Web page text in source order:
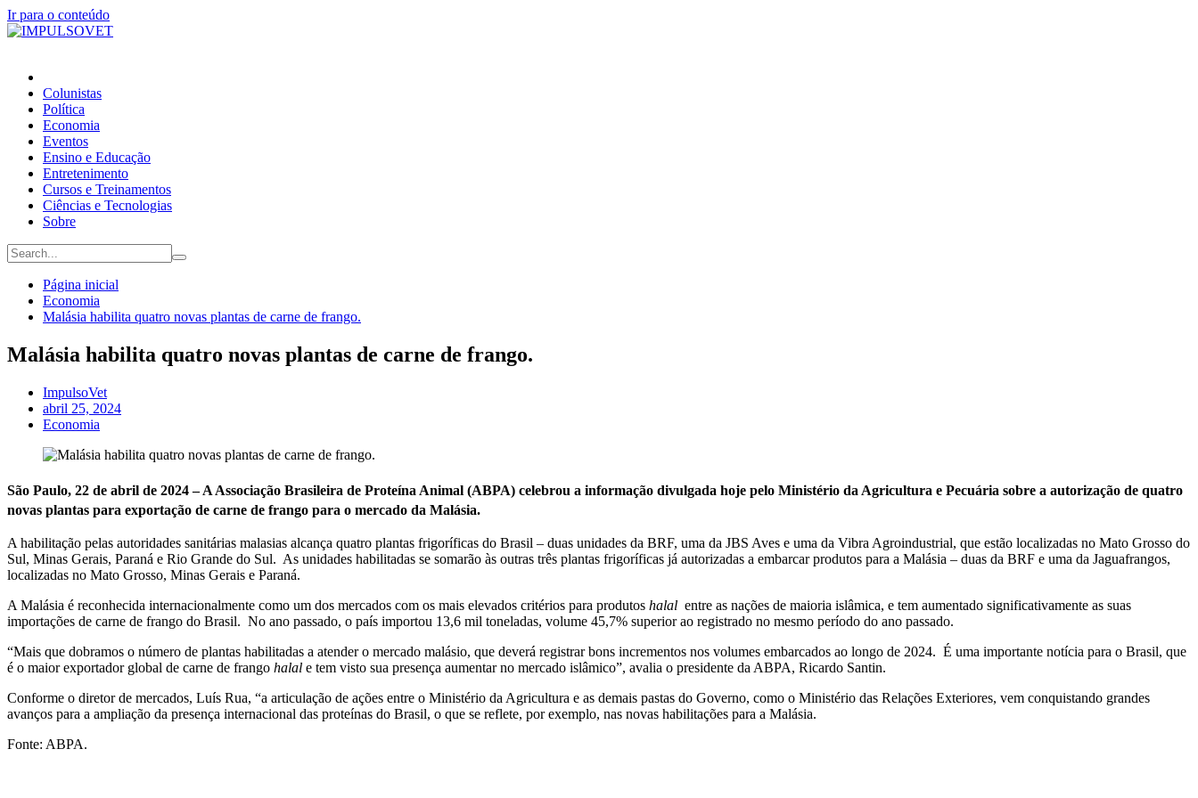
Ir para o conteúdo
Colunistas
Política
Economia
Eventos
Ensino e Educação
Entretenimento
Cursos e Treinamentos
Ciências e Tecnologias
Sobre
Página inicial
Economia
Malásia habilita quatro novas plantas de carne de frango.
Malásia habilita quatro novas plantas de carne de frango.
ImpulsoVet
abril 25, 2024
Economia
São Paulo, 22 de abril de 2024 – A Associação Brasileira de Proteína Animal (ABPA) celebrou a informação divulgada hoje pelo Ministério da Agricultura e Pecuária sobre a autorização de quatro
novas plantas para exportação de carne de frango para o mercado da Malásia.
A habilitação pelas autoridades sanitárias malasias alcança quatro plantas frigoríficas do Brasil – duas unidades da BRF, uma da JBS Aves e uma da Vibra Agroindustrial, que estão localizadas no Mato Grosso do
Sul, Minas Gerais, Paraná e Rio Grande do Sul. As unidades habilitadas se somarão às outras três plantas frigoríficas já autorizadas a embarcar produtos para a Malásia – duas da BRF e uma da Jaguafrangos,
localizadas no Mato Grosso, Minas Gerais e Paraná.
A Malásia é reconhecida internacionalmente como um dos mercados com os mais elevados critérios para produtos halal entre as nações de maioria islâmica, e tem aumentado significativamente as suas
importações de carne de frango do Brasil. No ano passado, o país importou 13,6 mil toneladas, volume 45,7% superior ao registrado no mesmo período do ano passado.
“Mais que dobramos o número de plantas habilitadas a atender o mercado malásio, que deverá registrar bons incrementos nos volumes embarcados ao longo de 2024. É uma importante notícia para o Brasil, que
é o maior exportador global de carne de frango halal e tem visto sua presença aumentar no mercado islâmico”, avalia o presidente da ABPA, Ricardo Santin.
Conforme o diretor de mercados, Luís Rua, “a articulação de ações entre o Ministério da Agricultura e as demais pastas do Governo, como o Ministério das Relações Exteriores, vem conquistando grandes
avanços para a ampliação da presença internacional das proteínas do Brasil, o que se reflete, por exemplo, nas novas habilitações para a Malásia.
Fonte: ABPA.